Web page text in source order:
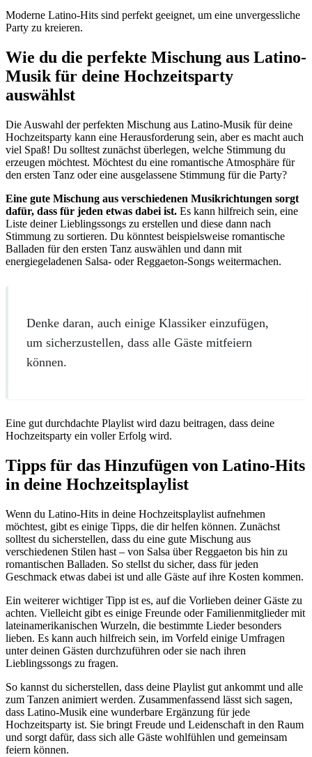
Moderne Latino-Hits sind perfekt geeignet, um eine unvergessliche
Party zu kreieren.
Wie du die perfekte Mischung aus Latino-
Musik für deine Hochzeitsparty
auswählst
Die Auswahl der perfekten Mischung aus Latino-Musik für deine
Hochzeitsparty kann eine Herausforderung sein, aber es macht auch
viel Spaß! Du solltest zunächst überlegen, welche Stimmung du
erzeugen möchtest. Möchtest du eine romantische Atmosphäre für
den ersten Tanz oder eine ausgelassene Stimmung für die Party?
Eine gute Mischung aus verschiedenen Musikrichtungen sorgt
dafür, dass für jeden etwas dabei ist. Es kann hilfreich sein, eine
Liste deiner Lieblingssongs zu erstellen und diese dann nach
Stimmung zu sortieren. Du könntest beispielsweise romantische
Balladen für den ersten Tanz auswählen und dann mit
energiegeladenen Salsa- oder Reggaeton-Songs weitermachen.
Denke daran, auch einige Klassiker einzufügen,
um sicherzustellen, dass alle Gäste mitfeiern
können.
Eine gut durchdachte Playlist wird dazu beitragen, dass deine
Hochzeitsparty ein voller Erfolg wird.
Tipps für das Hinzufügen von Latino-Hits
in deine Hochzeitsplaylist
Wenn du Latino-Hits in deine Hochzeitsplaylist aufnehmen
möchtest, gibt es einige Tipps, die dir helfen können. Zunächst
solltest du sicherstellen, dass du eine gute Mischung aus
verschiedenen Stilen hast – von Salsa über Reggaeton bis hin zu
romantischen Balladen. So stellst du sicher, dass für jeden
Geschmack etwas dabei ist und alle Gäste auf ihre Kosten kommen.
Ein weiterer wichtiger Tipp ist es, auf die Vorlieben deiner Gäste zu
achten. Vielleicht gibt es einige Freunde oder Familienmitglieder mit
lateinamerikanischen Wurzeln, die bestimmte Lieder besonders
lieben. Es kann auch hilfreich sein, im Vorfeld einige Umfragen
unter deinen Gästen durchzuführen oder sie nach ihren
Lieblingssongs zu fragen.
So kannst du sicherstellen, dass deine Playlist gut ankommt und alle
zum Tanzen animiert werden. Zusammenfassend lässt sich sagen,
dass Latino-Musik eine wunderbare Ergänzung für jede
Hochzeitsparty ist. Sie bringt Freude und Leidenschaft in den Raum
und sorgt dafür, dass sich alle Gäste wohlfühlen und gemeinsam
feiern können.